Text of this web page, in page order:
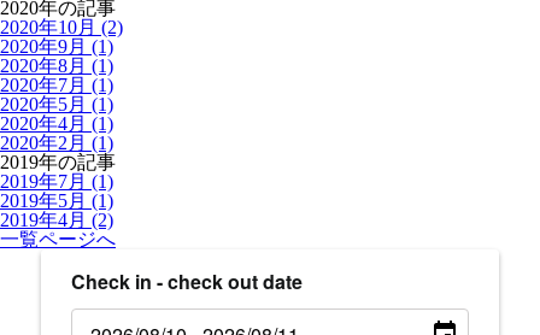
2020年の記事
2020年10月 (2)
2020年9月 (1)
2020年8月 (1)
2020年7月 (1)
2020年5月 (1)
2020年4月 (1)
2020年2月 (1)
2019年の記事
2019年7月 (1)
2019年5月 (1)
2019年4月 (2)
一覧ページへ
Check in - check out date